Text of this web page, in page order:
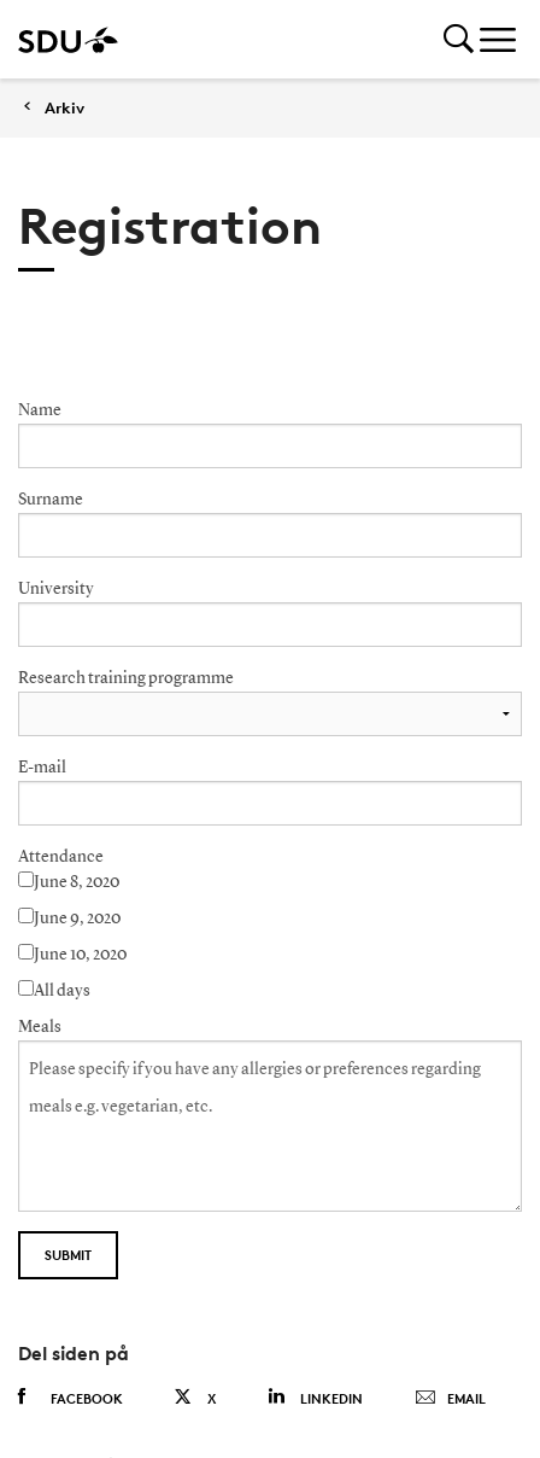
Arkiv
Registration
Name
Surname
University
Research training programme
E-mail
Attendance
June 8, 2020
June 9, 2020
June 10, 2020
All days
Meals
Del siden på
FACEBOOK X LINKEDIN EMAIL